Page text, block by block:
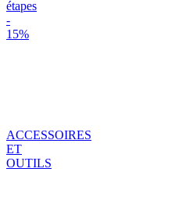
étapes
-
15%
ACCESSOIRES
ET
OUTILS